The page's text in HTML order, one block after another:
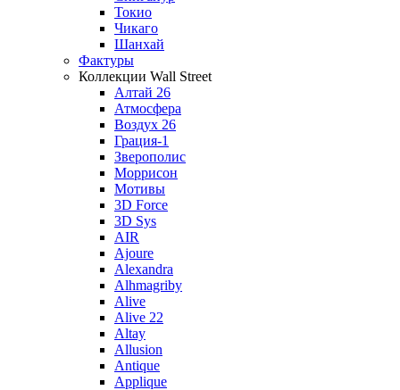
Токио
Чикаго
Шанхай
Фактуры
Коллекции Wall Street
Алтай 26
Атмосфера
Воздух 26
Грация-1
Зверополис
Моррисон
Мотивы
3D Force
3D Sys
AIR
Ajoure
Alexandra
Alhmagriby
Alive
Alive 22
Altay
Allusion
Antique
Applique